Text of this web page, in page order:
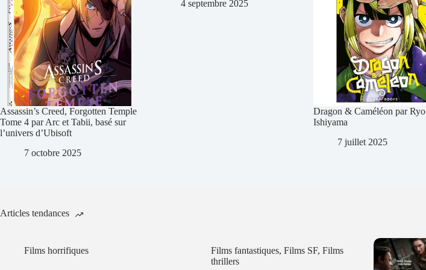
Assassin’s Creed, Forgotten Temple
Tome 4 par Arc et Tabii, basé sur
l’univers d’Ubisoft
7 octobre 2025
4 septembre 2025
Dragon & Caméléon par Ryo
Ishiyama
7 juillet 2025
Articles tendances
Films horrifiques Films fantastiques, Films SF, Films
thrillers